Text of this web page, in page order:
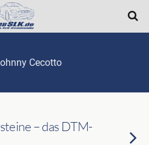
Cecotto
– das DTM-